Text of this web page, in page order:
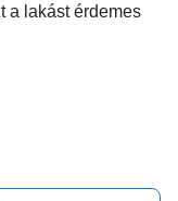
a lakást érdemes